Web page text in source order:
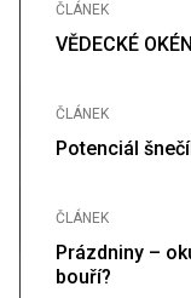
ČLÁNEK
VĚDECKÉ
ČLÁNEK
Potenciál
ČLÁNEK
Prázdniny –
bouří?